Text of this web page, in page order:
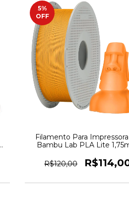
5%
OFF
Filamento Para
Bambu Lab PLA Lite
R$120,00